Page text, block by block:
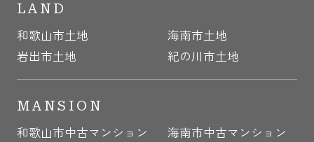
LAND
和歌山市土地
海南市土地
岩出市土地
紀の川市土地
MANSION
和歌山市中古マンション
海南市中古マンション